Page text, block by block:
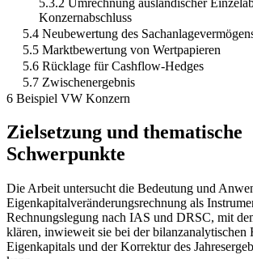
Konzernabschluss
5.4 Neubewertung des
5.5 Marktbewertung von Wertpapieren
5.6 Rücklage für Cashflow-Hedges
5.7 Zwischenergebnis
6 Beispiel VW Konzern
Zielsetzung und thematische
Schwerpunkte
Die Arbeit untersucht die Bedeutung und
Eigenkapitalveränderungsrechnung als
Rechnungslegung nach IAS und DRSC, mit
klären, inwieweit sie bei der bilanzanalytischen
Eigenkapitals und der Korrektur des